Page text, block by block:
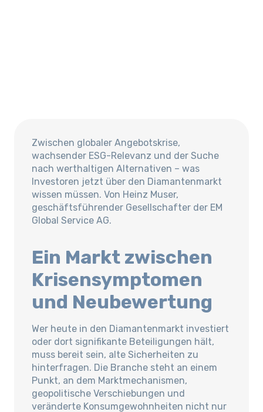
Zwischen globaler Angebotskrise,
wachsender ESG-Relevanz und der Suche
nach werthaltigen Alternativen – was
Investoren jetzt über den Diamantenmarkt
wissen müssen. Von Heinz Muser,
geschäftsführender Gesellschafter der EM
Global Service AG.
Ein Markt zwischen
Krisensymptomen
und Neubewertung
Wer heute in den Diamantenmarkt investiert
oder dort signifikante Beteiligungen hält,
muss bereit sein, alte Sicherheiten zu
hinterfragen. Die Branche steht an einem
Punkt, an dem Marktmechanismen,
geopolitische Verschiebungen und
veränderte Konsumgewohnheiten nicht nur